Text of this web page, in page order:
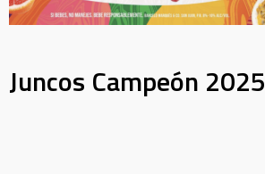
Juncos Campeón 2025